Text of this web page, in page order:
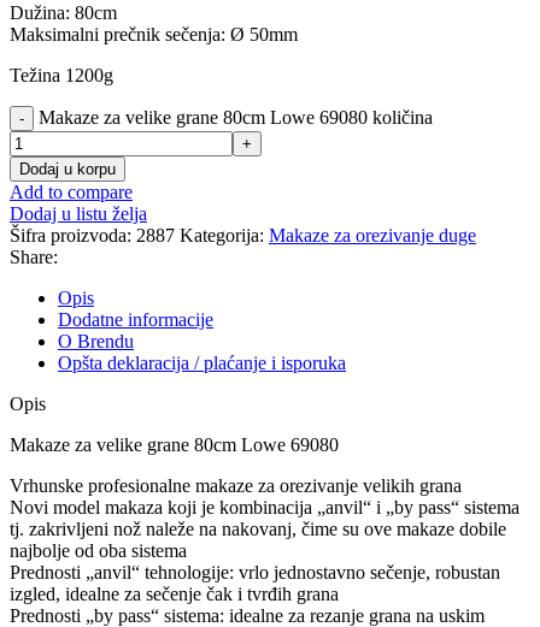
Dužina: 80cm
Maksimalni prečnik sečenja: Ø 50mm
Težina 1200g
Makaze za velike grane 80cm Lowe 69080 količina
Dodaj u korpu
Add to compare
Dodaj u listu želja
Šifra proizvoda: 2887 Kategorija: Makaze za orezivanje duge
Share:
Opis
Dodatne informacije
O Brendu
Opšta deklaracija / plaćanje i isporuka
Opis
Makaze za velike grane 80cm Lowe 69080
Vrhunske profesionalne makaze za orezivanje velikih grana
Novi model makaza koji je kombinacija „anvil“ i „by pass“ sistema
tj. zakrivljeni nož naleže na nakovanj, čime su ove makaze dobile
najbolje od oba sistema
Prednosti „anvil“ tehnologije: vrlo jednostavno sečenje, robustan
izgled, idealne za sečenje čak i tvrđih grana
Prednosti „by pass“ sistema: idealne za rezanje grana na uskim